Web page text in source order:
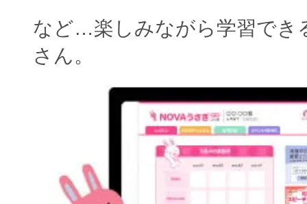
など…楽しみながら学習でき
さん。